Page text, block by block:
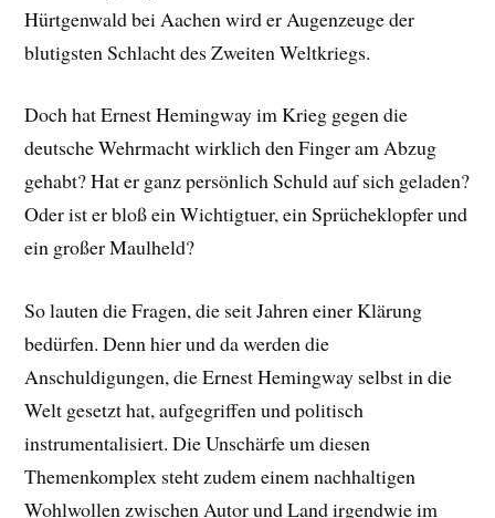
Hürtgenwald bei Aachen wird er Augenzeuge der
blutigsten Schlacht des Zweiten Weltkriegs.
Doch hat Ernest Hemingway im Krieg gegen die
deutsche Wehrmacht wirklich den Finger am Abzug
gehabt? Hat er ganz persönlich Schuld auf sich geladen?
Oder ist er bloß ein Wichtigtuer, ein Sprücheklopfer und
ein großer Maulheld?
So lauten die Fragen, die seit Jahren einer Klärung
bedürfen. Denn hier und da werden die
Anschuldigungen, die Ernest Hemingway selbst in die
Welt gesetzt hat, aufgegriffen und politisch
instrumentalisiert. Die Unschärfe um diesen
Themenkomplex steht zudem einem nachhaltigen
Wohlwollen zwischen Autor und Land irgendwie im